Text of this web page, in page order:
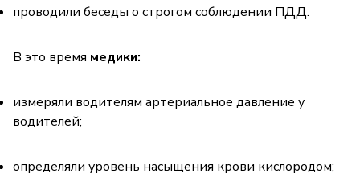
проводили беседы о строгом соблюдении ПДД.
В это время медики:
измеряли водителям артериальное давление у
водителей;
определяли уровень насыщения крови кислородом;